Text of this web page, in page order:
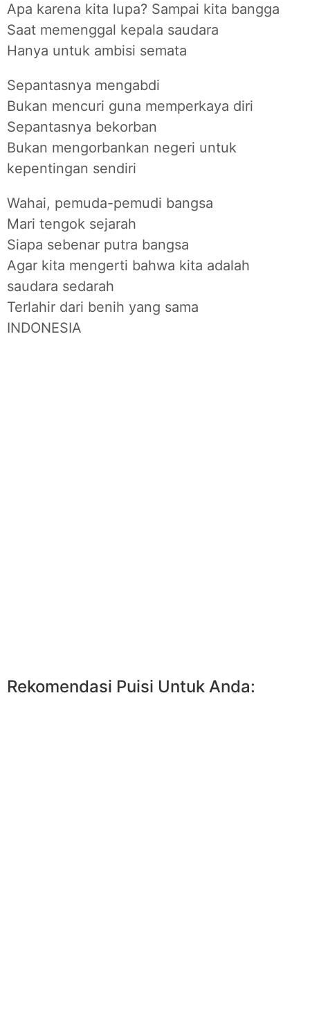
Apa karena kita lupa? Sampai kita bangga
Saat memenggal kepala saudara
Hanya untuk ambisi semata
Sepantasnya mengabdi
Bukan mencuri guna memperkaya diri
Sepantasnya bekorban
Bukan mengorbankan negeri untuk
kepentingan sendiri
Wahai, pemuda-pemudi bangsa
Mari tengok sejarah
Siapa sebenar putra bangsa
Agar kita mengerti bahwa kita adalah
saudara sedarah
Terlahir dari benih yang sama
INDONESIA
Rekomendasi Puisi Untuk Anda: